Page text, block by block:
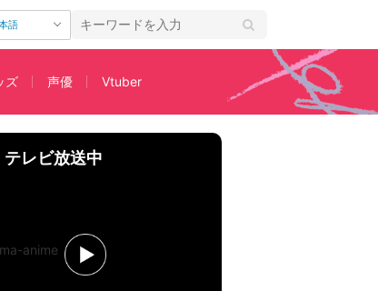
語
ズ 声優 Vtuber
コラボ
テレビ放送中